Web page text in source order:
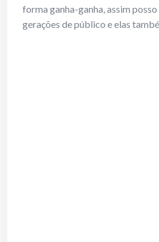
forma ganha-ganha, assim
gerações de público e elas